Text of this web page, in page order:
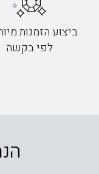
ביצוע הזמנות
לפי בקשה